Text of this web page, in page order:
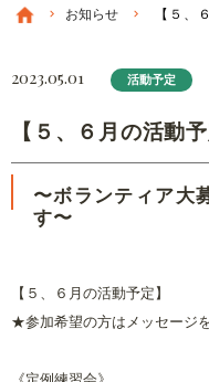
お知らせ 【５、
2023.05.01 活動予定
【５、６月の活動予
〜ボランティア大
す〜
【５、６月の活動予定】
★参加希望の方はメッセージ